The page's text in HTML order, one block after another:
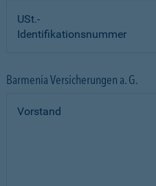
USt.-
Identifikationsnummer
Barmenia Versicherungen a. G.
Vorstand